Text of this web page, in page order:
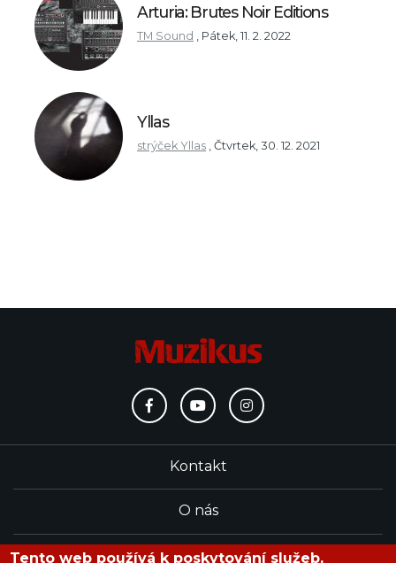
Arturia: Brutes Noir Editions
TM Sound , Pátek, 11. 2. 2022
Yllas
strýček Yllas , Čtvrtek, 30. 12. 2021
Kontakt
O nás
Redakce
Tento web používá k poskytování služeb,